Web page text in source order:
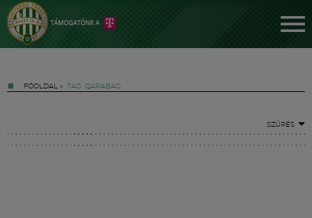
FŐOLDAL » TAG: QARABAG
SZŰRÉS